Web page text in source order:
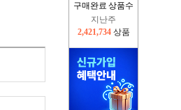
구매완료 상품수
오늘(현재)
347,661상품